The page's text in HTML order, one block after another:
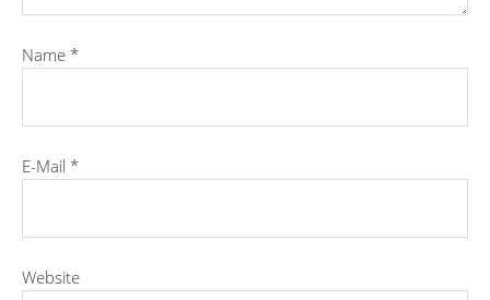
Name *
E-Mail *
Website